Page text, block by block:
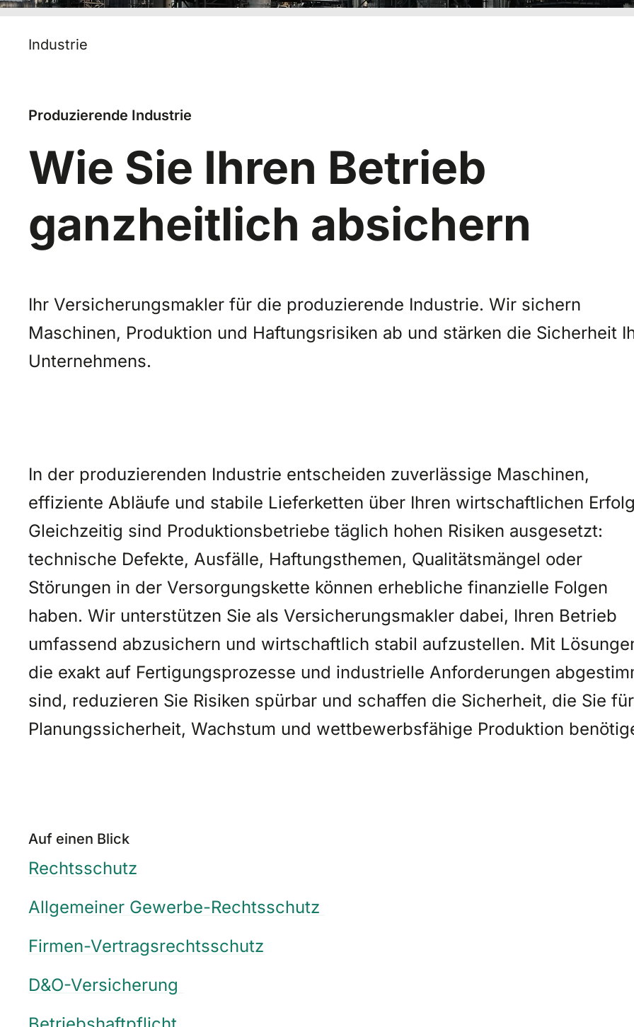
Industrie
Produzierende Industrie
Wie Sie Ihren Betrieb
ganzheitlich absichern
Ihr Versicherungsmakler für die produzierende Industrie. Wir sichern
Maschinen, Produktion und Haftungsrisiken ab und stärken die Sicherheit
Unternehmens.
In der produzierenden Industrie entscheiden zuverlässige Maschinen,
effiziente Abläufe und stabile Lieferketten über Ihren wirtschaftlichen
Gleichzeitig sind Produktionsbetriebe täglich hohen Risiken ausgesetzt:
technische Defekte, Ausfälle, Haftungsthemen, Qualitätsmängel oder
Störungen in der Versorgungskette können erhebliche finanzielle Folgen
haben. Wir unterstützen Sie als Versicherungsmakler dabei, Ihren Betrieb
umfassend abzusichern und wirtschaftlich stabil aufzustellen. Mit
die exakt auf Fertigungsprozesse und industrielle Anforderungen
sind, reduzieren Sie Risiken spürbar und schaffen die Sicherheit, die Sie für
Planungssicherheit, Wachstum und wettbewerbsfähige Produktion
Auf einen Blick
Rechtsschutz
Allgemeiner Gewerbe-Rechtsschutz
Firmen-Vertragsrechtsschutz
D&O-Versicherung